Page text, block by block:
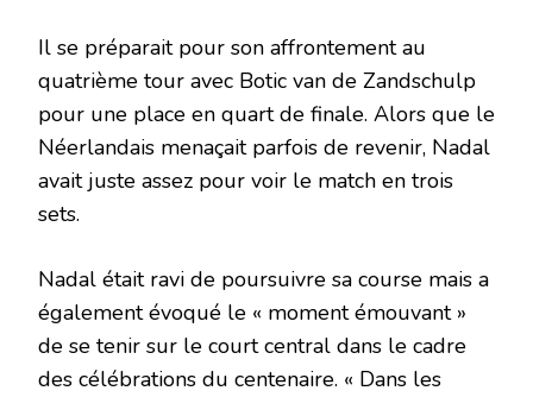
Il se préparait pour son affrontement au
quatrième tour avec Botic van de Zandschulp
pour une place en quart de finale. Alors que le
Néerlandais menaçait parfois de revenir, Nadal
avait juste assez pour voir le match en trois
sets.
Nadal était ravi de poursuivre sa course mais a
également évoqué le « moment émouvant »
de se tenir sur le court central dans le cadre
des célébrations du centenaire. « Dans les